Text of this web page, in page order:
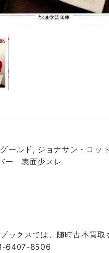
グールド, ジョナサン・コ
ー 表面少スレ
ックスでは、随時古本買取
6407-8506